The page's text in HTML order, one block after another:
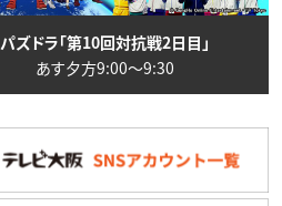
パズドラ「第10回対抗戦2日目」
あす夕方9:00〜9:30